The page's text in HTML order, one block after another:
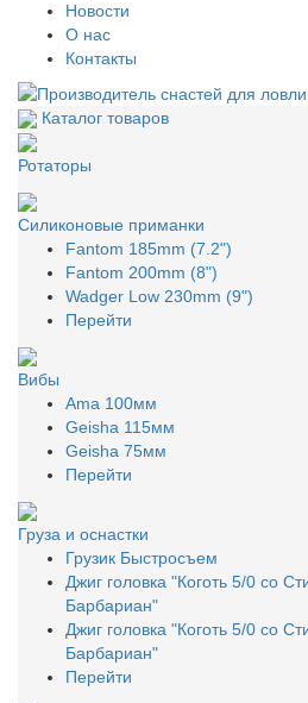
Новости
О нас
Контакты
Каталог товаров
Ротаторы
Силиконовые приманки
Fantom 185mm (7.2")
Fantom 200mm (8")
Wadger Low 230mm (9")
Перейти
Вибы
Ama 100мм
Geisha 115мм
Geisha 75мм
Перейти
Груза и оснастки
Грузик Быстросъем
Джиг головка "Коготь 5/0 со
Барбариан"
Джиг головка "Коготь 5/0 со
Барбариан"
Перейти